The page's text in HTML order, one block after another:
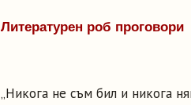
Литературен роб проговори
„Никога не съм бил и никога